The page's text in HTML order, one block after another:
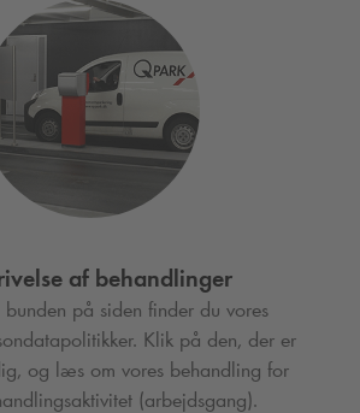
af behandlinger
bunden på siden finder du vores
Klik på den, der er
og læs om vores behandling for
(arbejdsgang).